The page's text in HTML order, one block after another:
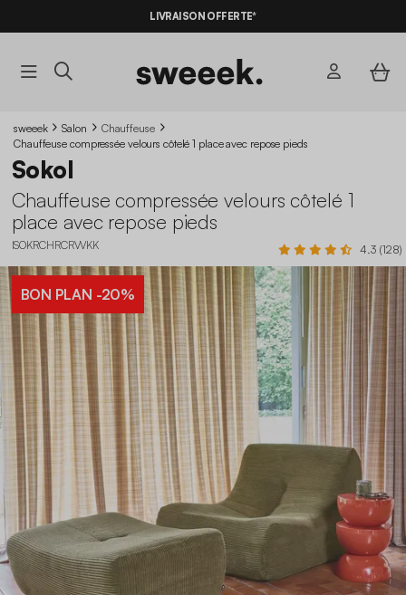
BONS PLANS* AVEC LECODE SUMMER10
LIVRAISON OFFERTE*
sweeek Salon
Chauffeuse
Chauffeuse compressée velours côtelé 1 place avec repose pieds
Sokol
Chauffeuse compressée velours côtelé 1
place avec repose pieds
ISOKRCHRCRVVKK 4.3 (128)
BON PLAN -20%